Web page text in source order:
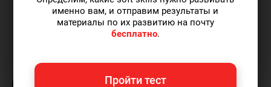
Задача с солдатом
экспертных знаний с опытом более 12 лет,
главред 4brain, путешественник.
именно вам, и отправим результаты и
материалы по их развитию на почту
бесплатно.
Пройти тест